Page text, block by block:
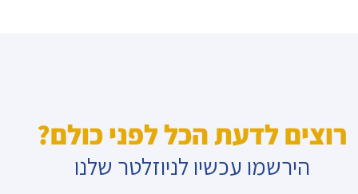
רוצים לדעת הכל לפני כולם?
הירשמו עכשיו לניוזלטר שלנו